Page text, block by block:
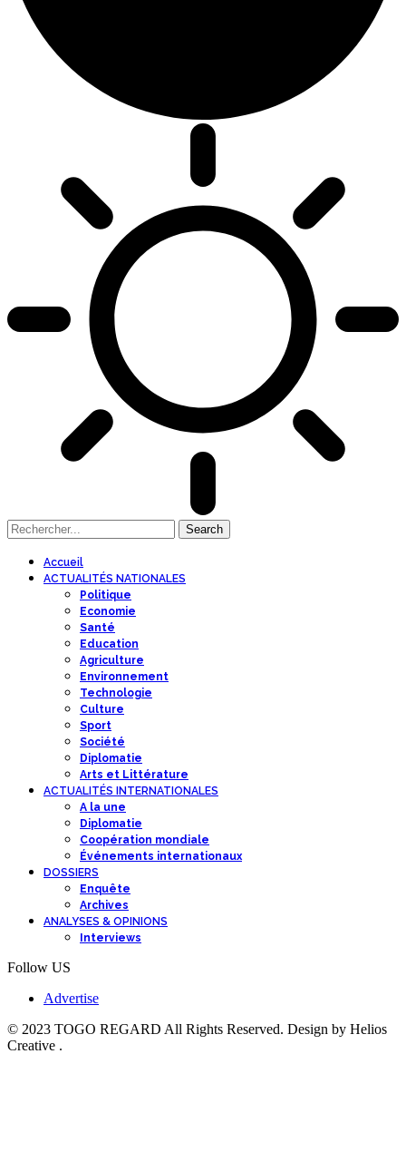
Accueil
ACTUALITÉS NATIONALES
Politique
Economie
Santé
Education
Agriculture
Environnement
Technologie
Culture
Sport
Société
Diplomatie
Arts et Littérature
ACTUALITÉS INTERNATIONALES
A la une
Diplomatie
Coopération mondiale
Événements internationaux
DOSSIERS
Enquête
Archives
ANALYSES & OPINIONS
Interviews
Follow US
Advertise
© 2023 TOGO REGARD All Rights Reserved. Design by Helios
Creative .